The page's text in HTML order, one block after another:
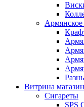
Витрина
Cигареты
SPS